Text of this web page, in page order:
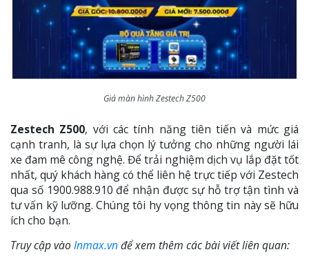
Giá màn hình Zestech Z500
Zestech Z500, với các tính năng tiên tiến và mức giá
cạnh tranh, là sự lựa chọn lý tưởng cho những người lái
xe đam mê công nghệ. Để trải nghiệm dịch vụ lắp đặt tốt
nhất, quý khách hàng có thể liên hệ trực tiếp với Zestech
qua số 1900.988.910 để nhận được sự hỗ trợ tận tình và
tư vấn kỹ lưỡng. Chúng tôi hy vọng thông tin này sẽ hữu
ích cho bạn.
Truy cập vào Inmax.vnđể xem thêm các bài viết liên quan: